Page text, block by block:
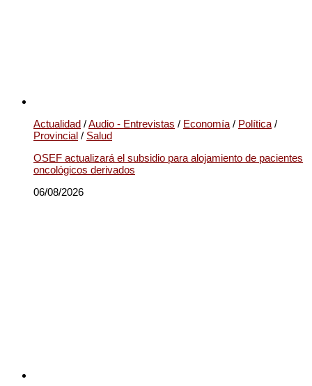
Actualidad /Audio - Entrevistas / Economía / Política /
Provincial / Salud
OSEF actualizará el subsidio para alojamiento de pacientes
oncológicos derivados
06/08/2026